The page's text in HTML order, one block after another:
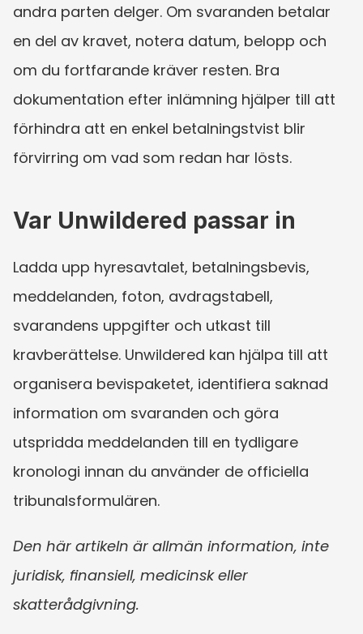
andra parten delger. Om svaranden betalar
en del av kravet, notera datum, belopp och
om du fortfarande kräver resten. Bra
dokumentation efter inlämning hjälper till att
förhindra att en enkel betalningstvist blir
förvirring om vad som redan har lösts.
Var Unwildered passar in
Ladda upp hyresavtalet, betalningsbevis,
meddelanden, foton, avdragstabell,
svarandens uppgifter och utkast till
kravberättelse. Unwildered kan hjälpa till att
organisera bevispaketet, identifiera saknad
information om svaranden och göra
utspridda meddelanden till en tydligare
kronologi innan du använder de officiella
tribunalsformulären.
Den här artikeln är allmän information, inte
juridisk, finansiell, medicinsk eller
skatterådgivning.